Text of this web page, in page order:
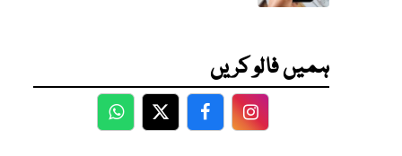
ہمیں فالو کریں
WhatsApp
TwitterFacebookFacebook